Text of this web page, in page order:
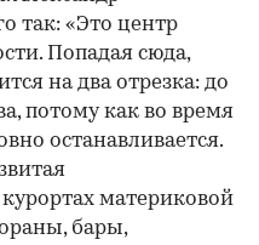
так: «Это центр
Попадая сюда,
на два отрезка: до
потому как во время
останавливается.
материковой
бары,